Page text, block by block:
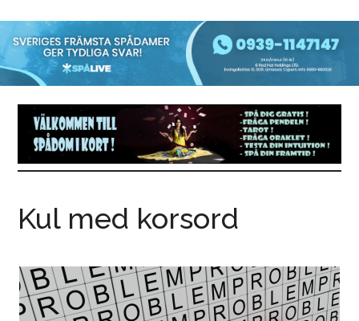
Kul med korsord